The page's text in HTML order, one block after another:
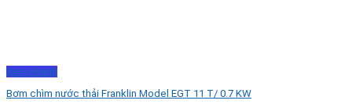
Xem nhanh
Bơm chìm nước thải Franklin Model EGT 11 T/ 0.7 KW